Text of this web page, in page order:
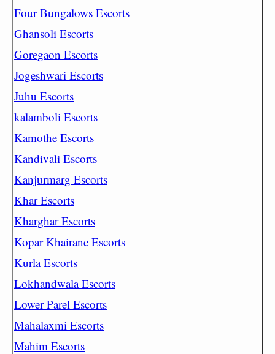
Four Bungalows Escorts
Ghansoli Escorts
Goregaon Escorts
Jogeshwari Escorts
Juhu Escorts
kalamboli Escorts
Kamothe Escorts
Kandivali Escorts
Kanjurmarg Escorts
Khar Escorts
Kharghar Escorts
Kopar Khairane Escorts
Kurla Escorts
Lokhandwala Escorts
Lower Parel Escorts
Mahalaxmi Escorts
Mahim Escorts